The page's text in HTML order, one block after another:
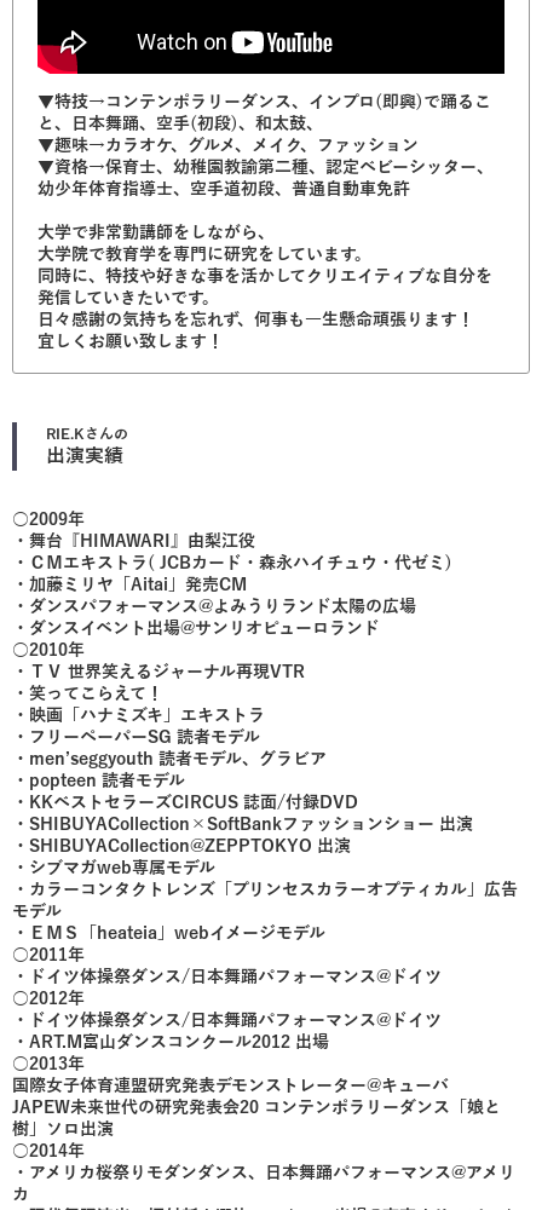
▼特技→コンテンポラリーダンス、インプロ(即興)で踊るこ
と、日本舞踊、空手(初段)、和太鼓、
▼趣味→カラオケ、グルメ、メイク、ファッション
▼資格→保育士、幼稚園教諭第二種、認定ベビーシッター、
幼少年体育指導士、空手道初段、普通自動車免許
大学で非常勤講師をしながら、
大学院で教育学を専門に研究をしています。
同時に、特技や好きな事を活かしてクリエイティブな自分を
発信していきたいです。
日々感謝の気持ちを忘れず、何事も一生懸命頑張ります！
宜しくお願い致します！
RIE.K さんの
出演実績
○2009年
・舞台『HIMAWARI』由梨江役
・ＣＭエキストラ( JCBカード・森永ハイチュウ・代ゼミ)
・加藤ミリヤ「Aitai」発売CM
・ダンスパフォーマンス@よみうりランド太陽の広場
・ダンスイベント出場@サンリオピューロランド
○2010年
・ＴＶ 世界笑えるジャーナル再現VTR
・笑ってこらえて！
・映画「ハナミズキ」エキストラ
・フリーペーパーSG 読者モデル
・men’seggyouth 読者モデル、グラビア
・popteen 読者モデル
・KKベストセラーズCIRCUS 誌面/付録DVD
・SHIBUYACollection×SoftBankファッションショー 出演
・SHIBUYACollection@ZEPPTOKYO 出演
・シブマガweb専属モデル
・カラーコンタクトレンズ「プリンセスカラーオプティカル」広告
モデル
・ＥＭＳ「heateia」webイメージモデル
○2011年
・ドイツ体操祭ダンス/日本舞踊パフォーマンス@ドイツ
○2012年
・ドイツ体操祭ダンス/日本舞踊パフォーマンス@ドイツ
・ART.M富山ダンスコンクール2012 出場
○2013年
国際女子体育連盟研究発表デモンストレーター@キューバ
JAPEW未来世代の研究発表会20 コンテンポラリーダンス「娘と
樹」ソロ出演
○2014年
・アメリカ桜祭りモダンダンス、日本舞踊パフォーマンス@アメリ
カ